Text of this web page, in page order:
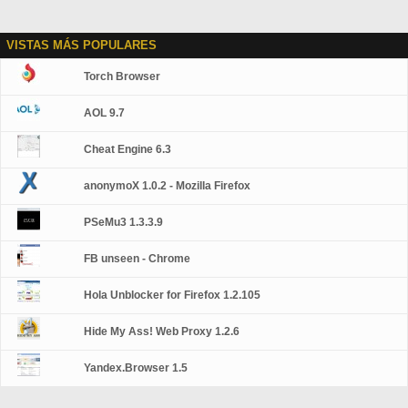
VISTAS MÁS POPULARES
Torch Browser
AOL 9.7
Cheat Engine 6.3
anonymoX 1.0.2 - Mozilla Firefox
PSeMu3 1.3.3.9
FB unseen - Chrome
Hola Unblocker for Firefox 1.2.105
Hide My Ass! Web Proxy 1.2.6
Yandex.Browser 1.5